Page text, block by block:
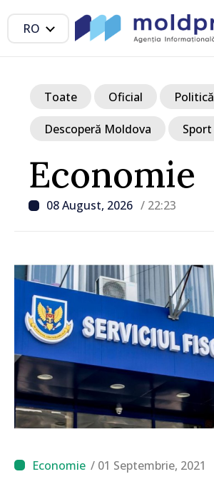
RO
Economie
08 August, 2026 / 22:23
Toate Oficial Politică
Descoperă Moldova Sport
/ 01 Septembrie, 2021